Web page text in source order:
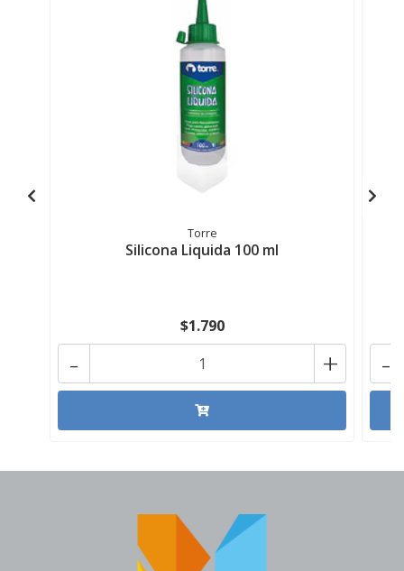
Torre
Silicona Liquida 100 ml
$1.790
+
- -